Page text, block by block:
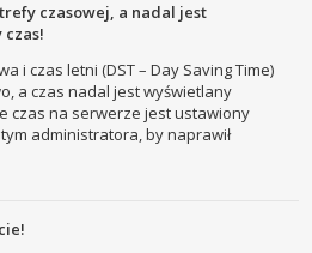
czasowej, a nadal jest
i czas letni (DST – Day Saving Time)
a czas nadal jest wyświetlany
czas na serwerze jest ustawiony
administratora, by naprawił